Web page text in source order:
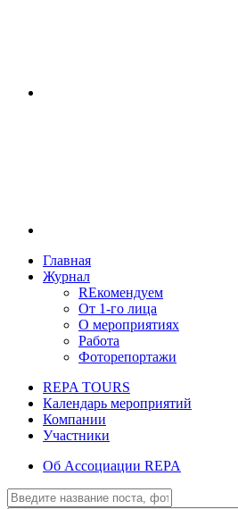
Главная
Журнал
REкомендуем
От 1-го лица
О мероприятиях
Работа
Фоторепортажи
REPA TOURS
Календарь мероприятий
Компании
Участники
Об Ассоциации REPA